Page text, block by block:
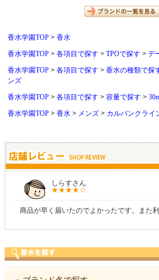
香水学園TOP
香水
香水学園TOP
各項目で探す TPOで探す デ
香水学園TOP
各項目で探す 香水の種類で探
ンズ
香水学園TOP
各項目で探す 容量で探す
香水学園TOP
香水 メンズ カルバンクライ
しらすさん
商品が早く届いたのでよかったです。また